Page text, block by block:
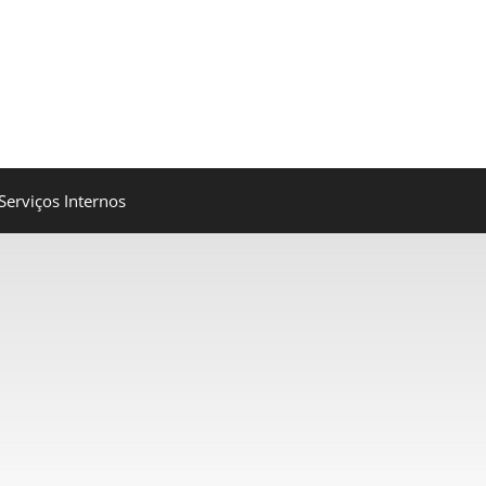
Internos